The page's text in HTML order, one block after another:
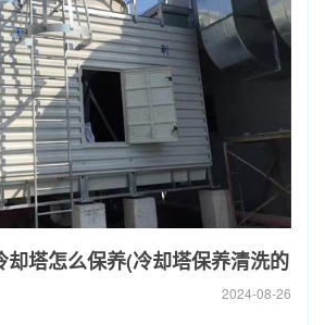
却塔怎么保养(冷却塔保养清洗的
2024-08-26